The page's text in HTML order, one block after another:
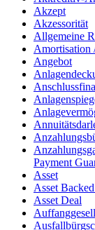
Akzept
Akzessorität
Allgemeine
Amortisation
Angebot
Payment
Asset
Asset
Asset Deal